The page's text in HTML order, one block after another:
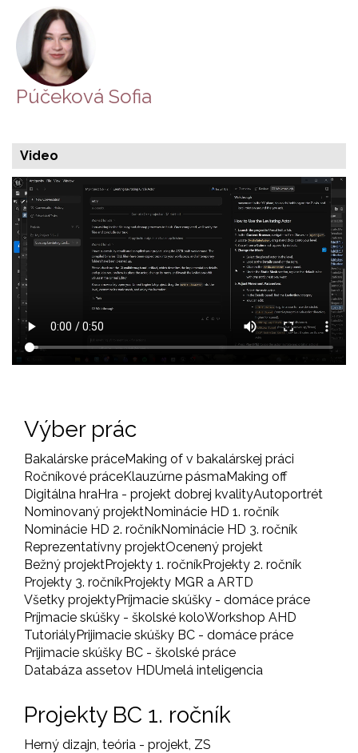
Púčeková Sofia
Video
Výber prác
Bakalárske práceMaking of v bakalárskej práci
Ročníkové práceKlauzúrne pásmaMaking off
Digitálna hraHra - projekt dobrej kvalityAutoportrét
Nominovaný projektNominácie HD 1. ročník
Nominácie HD 2. ročníkNominácie HD 3. ročník
Reprezentatívny projektOcenený projekt
Bežný projektProjekty 1. ročníkProjekty 2. ročník
Projekty 3. ročníkProjekty MGR a ARTD
Všetky projektyPríjmacie skúšky - domáce práce
Príjmacie skúšky - školské koloWorkshop AHD
TutoriályPrijimacie skúšky BC - domáce práce
Prijimacie skúšky BC - školské práce
Databáza assetov HDUmelá inteligencia
Projekty BC 1. ročník
Herný dizajn, teória - projekt, ZS